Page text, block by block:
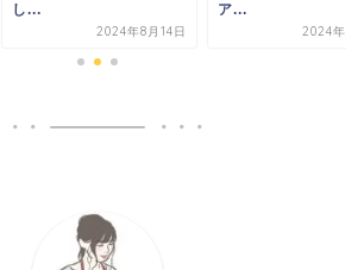
2024年8月14日 2024年8月14日